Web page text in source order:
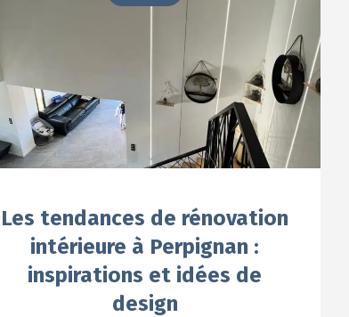
Les tendances de rénovation
intérieure à Perpignan :
inspirations et idées de
design